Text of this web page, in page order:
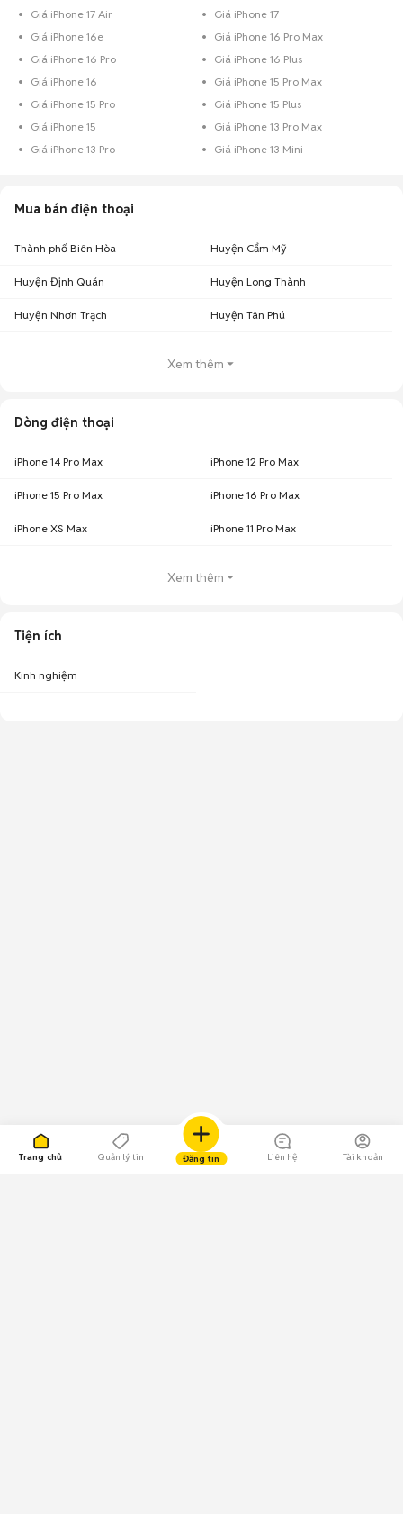
Trang chủ Quản lý tin Đăng tin Liên hệ Tài khoản
Giá iPhone 17 Air
Giá iPhone 17
Giá iPhone 16e
Giá iPhone 16 Pro Max
Giá iPhone 16 Pro
Giá iPhone 16 Plus
Giá iPhone 16
Giá iPhone 15 Pro Max
Giá iPhone 15 Pro
Giá iPhone 15 Plus
Giá iPhone 15
Giá iPhone 13 Pro Max
Giá iPhone 13 Pro
Giá iPhone 13 Mini
Mua bán điện thoại
Thành phố Biên Hòa Huyện Cẩm Mỹ
Huyện Định Quán Huyện Long Thành
Huyện Nhơn Trạch Huyện Tân Phú
Xem thêm
Dòng điện thoại
iPhone 14 Pro Max iPhone 12 Pro Max
iPhone 15 Pro Max iPhone 16 Pro Max
iPhone XS Max iPhone 11 Pro Max
Xem thêm
Tiện ích
Kinh nghiệm